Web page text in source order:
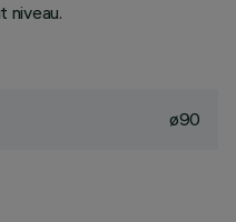
niveau.
ø90